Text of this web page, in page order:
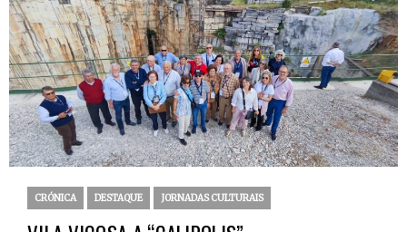
CRÓNICA DESTAQUE JORNADAS CULTURAIS